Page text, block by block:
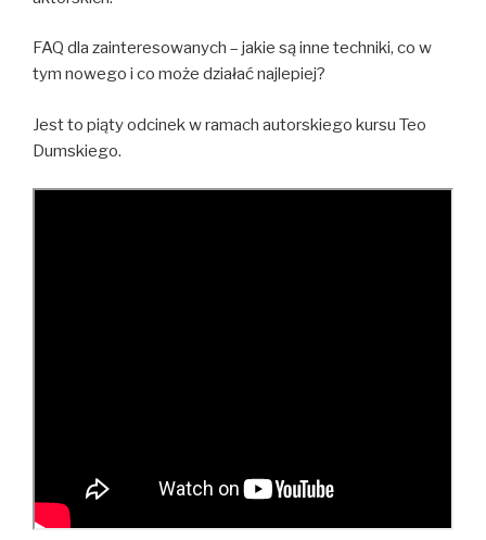
FAQ dla zainteresowanych – jakie są inne techniki, co w
tym nowego i co może działać najlepiej?
Jest to piąty odcinek w ramach autorskiego kursu Teo
Dumskiego.